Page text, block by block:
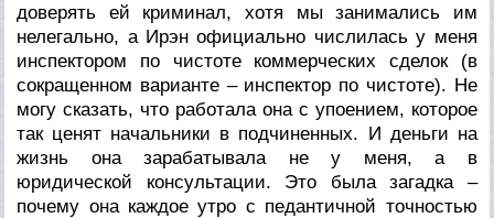
доверять ей криминал, хотя мы занимались им
нелегально, а Ирэн официально числилась у меня
инспектором по чистоте коммерческих сделок (в
сокращенном варианте – инспектор по чистоте). Не
могу сказать, что работала она с упоением, которое
так ценят начальники в подчиненных. И деньги на
жизнь она зарабатывала не у меня, а в
юридической консультации. Это была загадка –
почему она каждое утро с педантичной точностью